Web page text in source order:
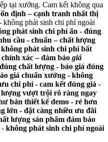
tại xưởng. Cam kết không qua
ổn định – cạnh tranh nhất thị
không phát sinh chi phí ngoài
phát sinh chi phí ẩn - đúng
cầu - chuẩn – chất lượng
phát sinh chi phí bất
xác – đảm bảo giá
chất lượng - báo giá đúng
giá chuẩn xưởng - không
chi phí - cam kết đúng giá -
vượt trội rõ ràng ngay
bản thiết kế demo - rẻ hơn
lớn - đặt càng nhiều ưu đãi
lượng sản phẩm đảm bảo
- không phát sinh chi phí ngoài